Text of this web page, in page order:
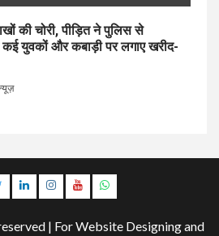
की चोरी, पीड़ित ने पुलिस से
कई युवकों और कबाड़ी पर लगाए खरीद-
Linkedin
Instagram
Youtube
Whatsapp
| For Website Designing and